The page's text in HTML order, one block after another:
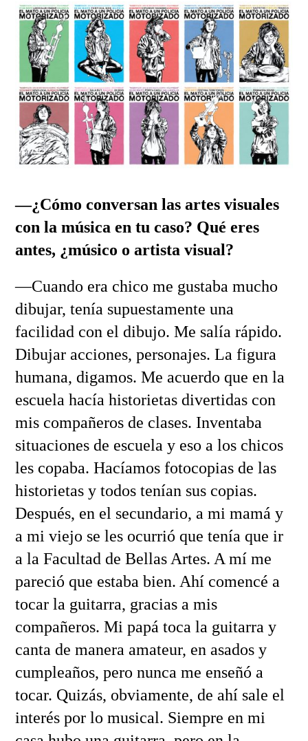
—¿Cómo conversan las artes visuales
con la música en tu caso? Qué eres
antes, ¿músico o artista visual?
—Cuando era chico me gustaba mucho
dibujar, tenía supuestamente una
facilidad con el dibujo. Me salía rápido.
Dibujar acciones, personajes. La figura
humana, digamos. Me acuerdo que en la
escuela hacía historietas divertidas con
mis compañeros de clases. Inventaba
situaciones de escuela y eso a los chicos
les copaba. Hacíamos fotocopias de las
historietas y todos tenían sus copias.
Después, en el secundario, a mi mamá y
a mi viejo se les ocurrió que tenía que ir
a la Facultad de Bellas Artes. A mí me
pareció que estaba bien. Ahí comencé a
tocar la guitarra, gracias a mis
compañeros. Mi papá toca la guitarra y
canta de manera amateur, en asados y
cumpleaños, pero nunca me enseñó a
tocar. Quizás, obviamente, de ahí sale el
interés por lo musical. Siempre en mi